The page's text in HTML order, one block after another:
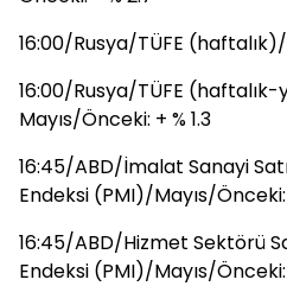
16:00/Rusya/TÜFE (haftalık)/
16:00/Rusya/TÜFE (haftalık-
Mayıs/Önceki: + % 1.3
16:45/ABD/İmalat Sanayi
Endeksi (PMI)/Mayıs/
16:45/ABD/Hizmet Sektörü
Endeksi (PMI)/Mayıs/